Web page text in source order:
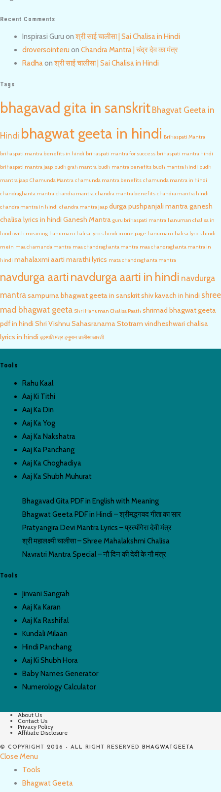
Recent Comments
Inspirasi Guru onश्री साई चालीसा | Sai Chalisa in Hindi
droversointeru on Chandra Mantra | चंद्र देव का मंत्र
Radhaonश्री साई चालीसा | Sai Chalisa in Hindi
Tags
bhagavad gita in sanskrit Bhagvat Geeta in
Hindi bhagwat geeta in hindi Brihaspati Mantra
brihaspati mantra benefits in hindi brihaspati mantra for success brihaspati mantra hindi
brihaspati mantra jaap budh grah mantra budh mantra benefits budh mantra hindi budh
mantra jaap Chamunda Mantra chamunda mantra benefits chamunda mantra in hindi
chandraghanta mantra chandra mantra chandra mantra benefits chandra mantra hindi
chandra mantra in hindi chandra mantra jaap durga pushpanjali mantraganesh
chalisa lyrics in hindi Ganesh Mantra guru brihaspati mantra hanuman chalisa in
hindi with meaning hanuman chalisa lyrics hindi in one page hanuman chalisa lyrics hindi
mein maa chamunda mantra maa chandraghanta mantra maa chandraghanta mantra in
hindi mahalaxmi aarti marathi lyrics mata chandraghanta mantra
navdurga aartinavdurga aarti in hindi navdurga
mantrasampurna bhagwat geeta in sanskritshiv kavach in hindi shree
mad bhagwat geeta Shri Hanuman Chalisa Paath shrimad bhagwat geeta
pdf in hindi Shri Vishnu Sahasranama Stotram vindheshwari chalisa
lyrics in hindi बृहस्पति मंत्र हनुमान चालीसा आरती
Tools
Rahu Kaal
Aaj Ki Tithi
Aaj Ka Din
Aaj Ka Yog
Aaj Ka Nakshatra
Aaj Ka Panchang
Aaj Ka Choghadiya
Aaj Ka Shubh Muhurat
Bhagavad Gita PDF in English with Meaning
Bhagwat Geeta PDF in Hindi – श्रीमद्भगवद गीता का सार
Pratyangira Devi Mantra Lyrics – प्रत्यंगिरा देवी मंत्र
श्री महालक्ष्मी चालीसा – Shree Mahalakshmi Chalisa
Navratri Mantra Special – नौ दिन की देवी के नौ मंत्र
Tools
Jinvani Sangrah
Aaj Ka Karan
Aaj Ka Rashifal
Kundali Milaan
Hindi Panchang
Aaj Ki Shubh Hora
Baby Names Generator
Numerology Calculator
About Us
Contact Us
Privacy Policy
Affiliate Disclosure
© COPYRIGHT 2026 - ALL RIGHT RESERVED BHAGWATGEETA
Close Menu
Tools
Bhagwat Geeta